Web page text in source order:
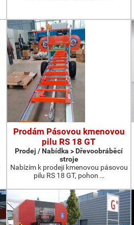
Prodám Pásovou kmenovou
pilu RS 18 GT
Prodej / Nabídka > Dřevoobráběcí
stroje
Nabízím k prodeji kmenovou pásovou
pilu RS 18 GT, pohon …